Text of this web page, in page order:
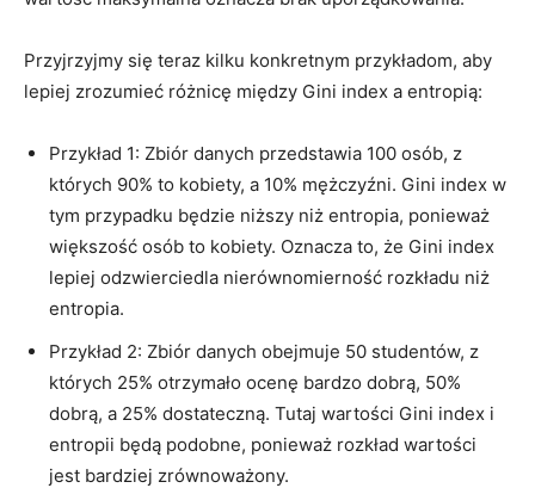
Przyjrzyjmy się teraz kilku konkretnym przykładom, aby
lepiej zrozumieć różnicę między Gini index a‍ entropią:
Przykład 1: Zbiór danych przedstawia 100 osób, z
których 90% to kobiety, a 10% mężczyźni. Gini index‌ w
tym przypadku będzie niższy niż entropia, ponieważ
większość osób‍ to kobiety. ⁢Oznacza to, że Gini index
lepiej ‌odzwierciedla nierównomierność rozkładu niż
entropia.
Przykład 2: Zbiór danych obejmuje 50⁢ studentów, z
których 25% otrzymało ocenę bardzo dobrą, 50%
dobrą, a 25% dostateczną.‍ Tutaj wartości Gini index i
entropii będą podobne, ponieważ rozkład wartości
jest bardziej zrównoważony.